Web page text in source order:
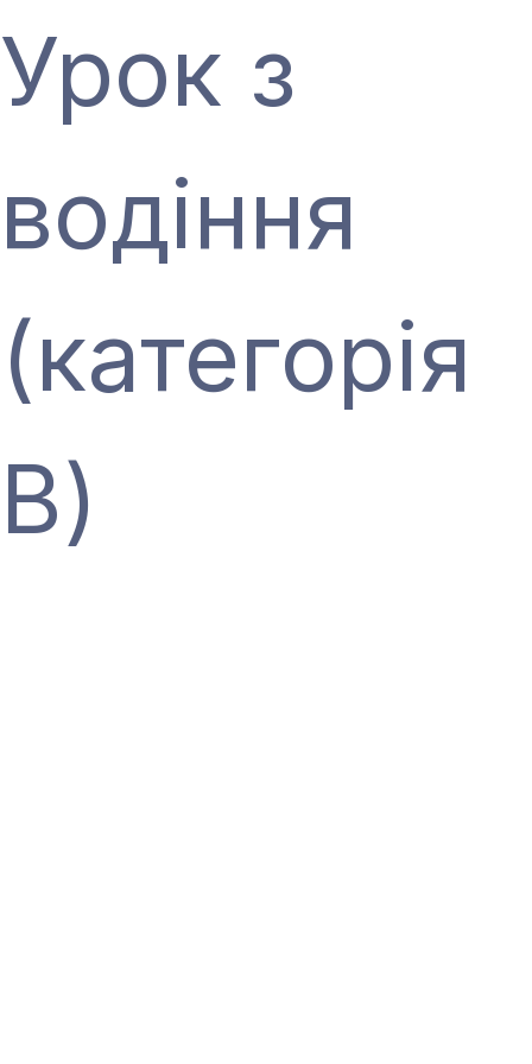
Урок з
водіння
(категорія
В)